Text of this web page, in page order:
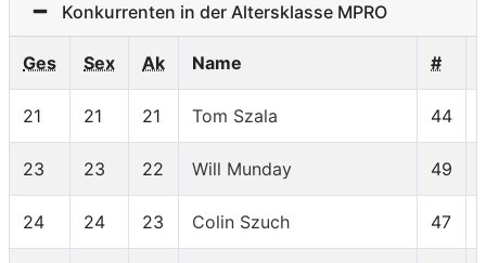
Konkurrenten in der Altersklasse MPRO
Ges Sex Ak Name #
21 21 21 Tom Szala 44
23 23 22 Will Munday 49
24 24 23 Colin Szuch 47